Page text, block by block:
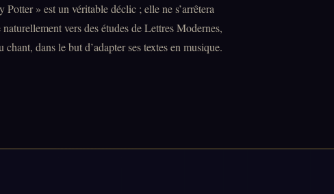
» est un véritable déclic ; elle ne s’arrêtera
vers des études de Lettres Modernes,
dans le but d’adapter ses textes en musique.